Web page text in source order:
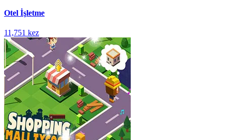
Otel İşletme
11,751 kez